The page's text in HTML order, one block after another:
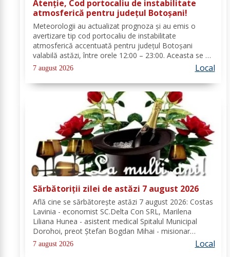
Atenție, Cod portocaliu de instabilitate
atmosferică pentru județul Botoșani!
Meteorologii au actualizat prognoza și au emis o
avertizare tip cod portocaliu de instabilitate
atmosferică accentuată pentru județul Botoșani
valabilă astăzi, între orele 12:00 – 23:00. Aceasta se va
manifesta prin intensificări ale vântului, vijelii puternice
(rafale de 70...90 km/h), averse...
7 august 2026 Local
Sărbătoriții zilei de astăzi 7 august 2026
Află cine se sărbătoreşte astăzi 7 august 2026: Costas
Lavinia - economist SC.Delta Con SRL, Marilena
Liliana Hunea - asistent medical Spitalul Municipal
Dorohoi, preot Ștefan Bogdan Mihai - misionar
protopopesc Protopopiatul Dorohoi, Marcela Simona
Vieru - profesor Grup Școlar Alexandru Vlahuță...
7 august 2026 Local